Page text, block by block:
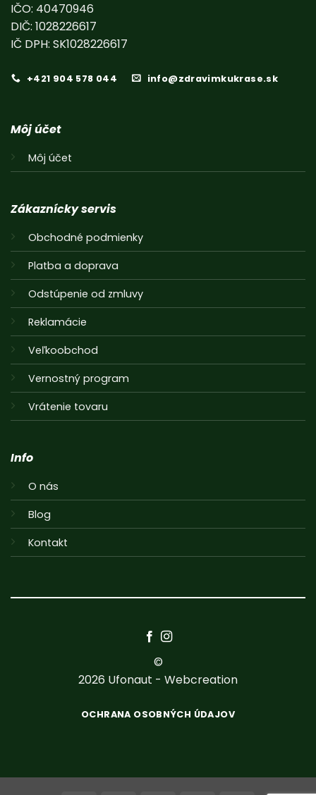
IČO: 40470946
DIČ: 1028226617
IČ DPH: SK1028226617
+421 904 578 044 info@zdravimkukrase.sk
Môj účet
Môj účet
Zákaznícky servis
Obchodné podmienky
Platba a doprava
Odstúpenie od zmluvy
Reklamácie
Veľkoobchod
Vernostný program
Vrátenie tovaru
Info
O nás
Blog
Kontakt
©
2026 Ufonaut - Webcreation
OCHRANA OSOBNÝCH ÚDAJOV